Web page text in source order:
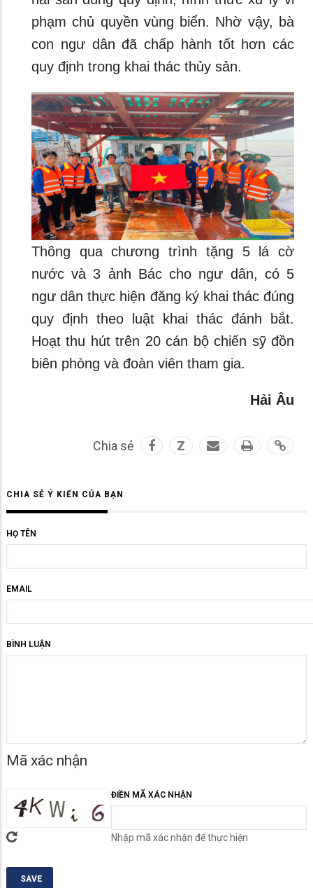
phạm chủ quyền vùng biển. Nhờ vậy, bà
con ngư dân đã chấp hành tốt hơn các
quy định trong khai thác thủy sản.
Thông qua chương trình tặng 5 lá cờ
nước và 3 ảnh Bác cho ngư dân, có 5
ngư dân thực hiện đăng ký khai thác đúng
quy định theo luật khai thác đánh bắt.
Hoạt thu hút trên 20 cán bộ chiến sỹ đồn
biên phòng và đoàn viên tham gia.
Hải Âu
Chia sẻ Z
CHIA SẺ Ý KIẾN CỦA BẠN
HỌ TÊN
EMAIL
BÌNH LUẬN
Mã xác nhận
ĐIỀN MÃ XÁC NHẬN
Nhập mã xác nhận để thực hiện